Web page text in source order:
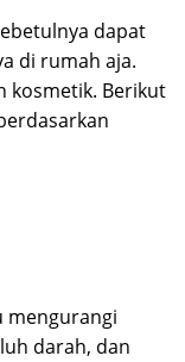
dapat
di rumah aja.
kosmetik. Berikut
mengurangi
darah, dan